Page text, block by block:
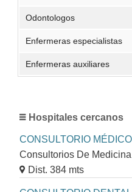
Odontologos
Enfermeras especialistas
Enfermeras auxiliares
Hospitales cercanos
CONSULTORIO MÉDICO
Consultorios De
Dist. 384 mts